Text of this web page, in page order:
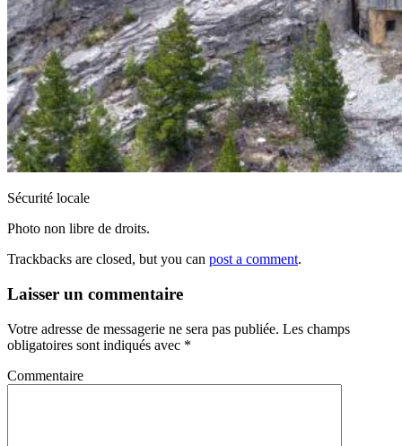
Sécurité locale
Photo non libre de droits.
Trackbacks are closed, but you can post a comment.
Laisser un commentaire
Votre adresse de messagerie ne sera pas publiée. Les champs
obligatoires sont indiqués avec *
Commentaire